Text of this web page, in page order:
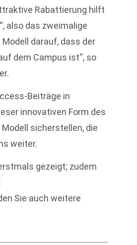
Rabattierung hilft
also das zweimalige
darauf, dass der
dem Campus ist“, so
Beiträge in
innovativen Form des
sicherstellen, die
weiter.
gezeigt; zudem
Sie auch weitere